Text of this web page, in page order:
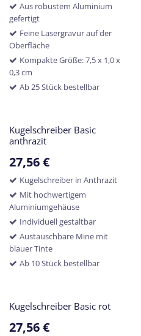
Aus robustem Aluminium
gefertigt
Feine Lasergravur auf der
Oberfläche
Kompakte Größe: 7,5 x 1,0 x
0,3 cm
Ab 25 Stück bestellbar
Kugelschreiber Basic
anthrazit
27,56€
Kugelschreiber in Anthrazit
Mit hochwertigem
Aluminiumgehäuse
Individuell gestaltbar
Austauschbare Mine mit
blauer Tinte
Ab 10 Stück bestellbar
Kugelschreiber Basic rot
27,56€